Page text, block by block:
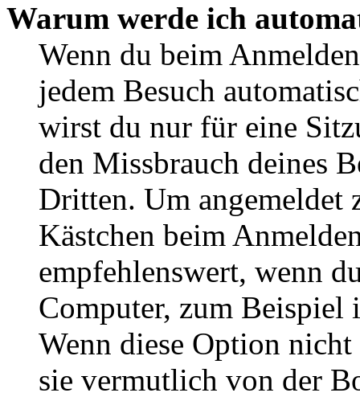
Warum werde ich
Wenn du beim
jedem Besuch
wirst du nur für eine
den Missbrauch deines
Dritten. Um angemeldet
Kästchen beim
empfehlenswert, wenn
Computer, zum Beispiel
Wenn diese Option
sie vermutlich von der